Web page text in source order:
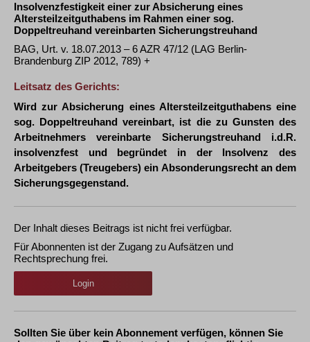
Insolvenzfestigkeit einer zur Absicherung eines
Altersteilzeitguthabens im Rahmen einer sog.
Doppeltreuhand vereinbarten Sicherungstreuhand
BAG, Urt. v. 18.07.2013 – 6 AZR 47/12 (LAG Berlin-
Brandenburg ZIP 2012, 789) +
Leitsatz des Gerichts:
Wird zur Absicherung eines Altersteilzeitguthabens eine
sog. Doppeltreuhand vereinbart, ist die zu Gunsten des
Arbeitnehmers vereinbarte Sicherungstreuhand i.d.R.
insolvenzfest und begründet in der Insolvenz des
Arbeitgebers (Treugebers) ein Absonderungsrecht an dem
Sicherungsgegenstand.
Der Inhalt dieses Beitrags ist nicht frei verfügbar.
Für Abonnenten ist der Zugang zu Aufsätzen und
Rechtsprechung frei.
Login
Sollten Sie über kein Abonnement verfügen, können Sie